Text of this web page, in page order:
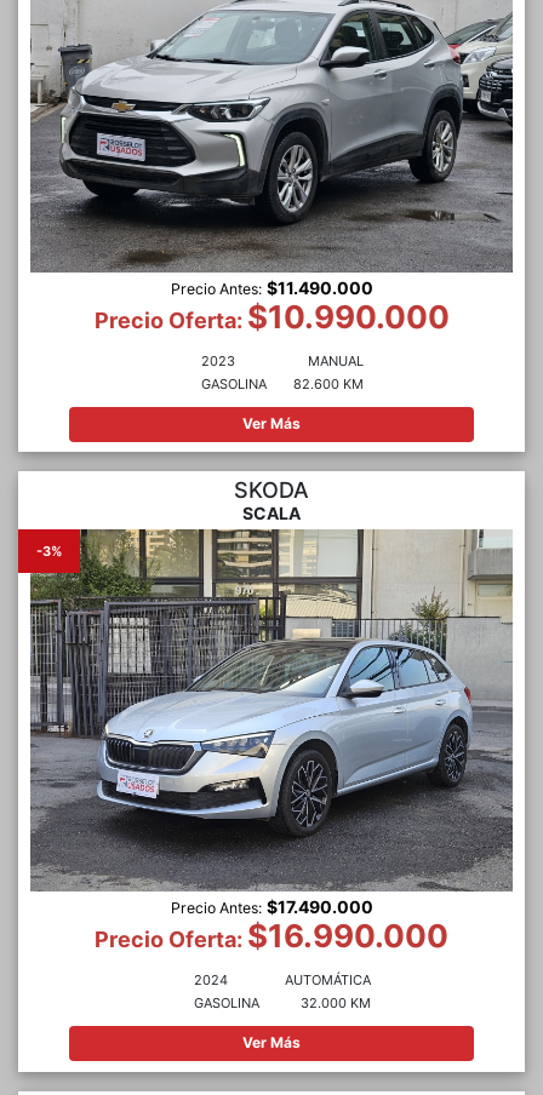
Precio Antes: $11.490.000
Precio Oferta: $10.990.000
2023
GASOLINA
MANUAL
82.600 KM
Ver Más
SKODA
SCALA
-3%
Precio Antes: $17.490.000
Precio Oferta: $16.990.000
2024
GASOLINA
AUTOMÁTICA
32.000 KM
Ver Más